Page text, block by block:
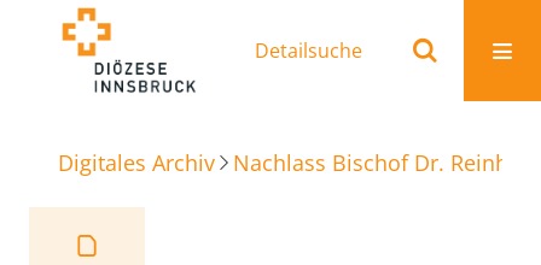
Detailsuche
Digitales Archiv Nachlass Bischof Dr.